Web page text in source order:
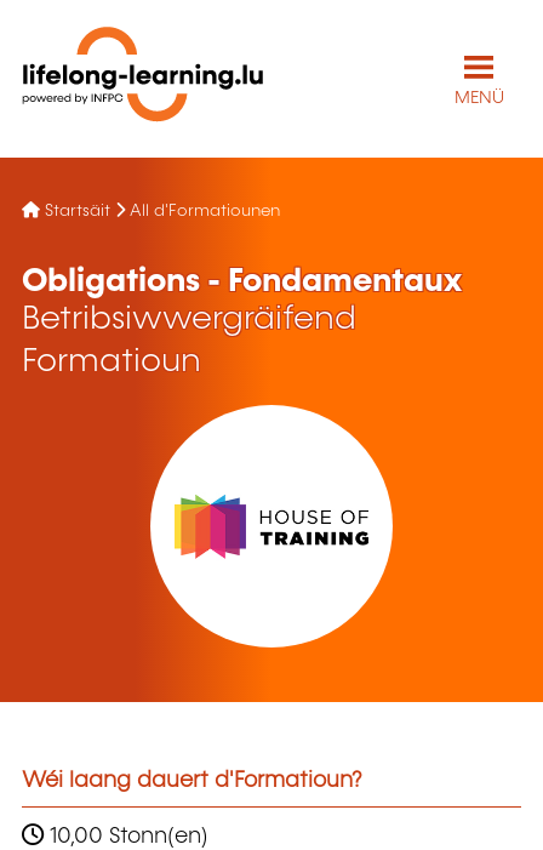
MENÜ
Startsäit All d'Formatiounen
Obligations - Fondamentaux
Betribsiwwergräifend
Formatioun
Wéi laang dauert d'Formatioun?
10,00 Stonn(en)